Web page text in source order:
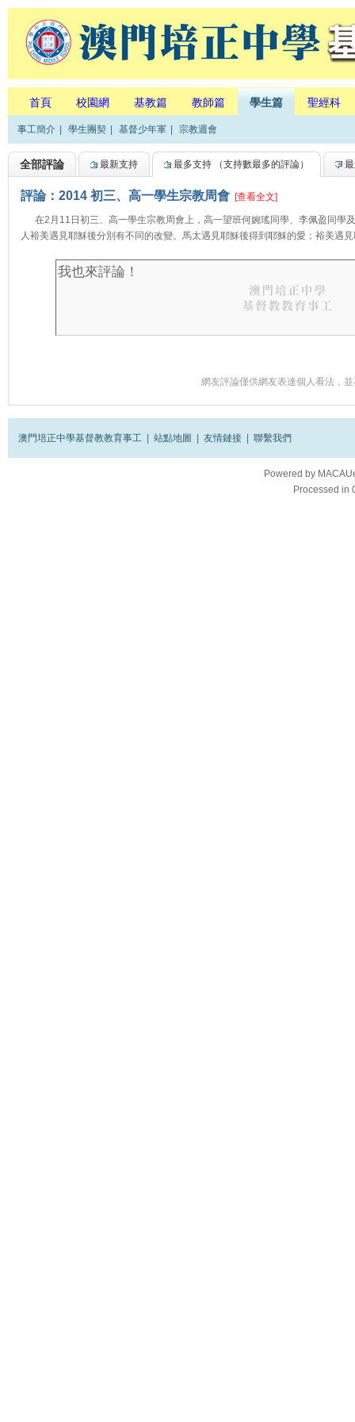
首頁 校園網 基教篇 教師篇 學生篇 聖經科
事工簡介 學生團契 基督少年軍 宗教週會
全部評論 最新支持 最多支持 （支持數最多的評論）
評論：2014 初三、高一學生宗教周會 [查看全文]
在2月11日初三、高一學生宗教周會上，高一望班何婉瑤同學、李佩盈同學
人裕美遇見耶穌後分別有不同的改變。馬太遇見耶穌後得到耶穌的愛；裕美遇見
網友評論僅供網友表達個人看法，
澳門培正中學基督教教育事工 站點地圖 友情鏈接 聯繫我們
Powered by
Processed in